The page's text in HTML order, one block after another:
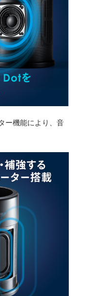
ー機能により、音